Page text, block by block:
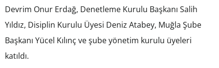
Devrim Onur Erdağ, Denetleme Kurulu Başkanı Salih
Yıldız, Disiplin Kurulu Üyesi Deniz Atabey, Muğla Şube
Başkanı Yücel Kılınç ve şube yönetim kurulu üyeleri
katıldı.